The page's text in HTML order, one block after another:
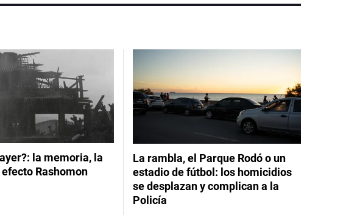
la memoria, la
Rashomon
La rambla, el Parque Rodó o un
estadio de fútbol: los homicidios
se desplazan y complican a la
Policía